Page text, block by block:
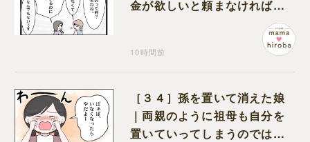
金が欲しいと頼まなければな
10時間前
［３４］孫を置いて消えた娘
｜両親のように祖母も自分を
置いていってしまうのでは？